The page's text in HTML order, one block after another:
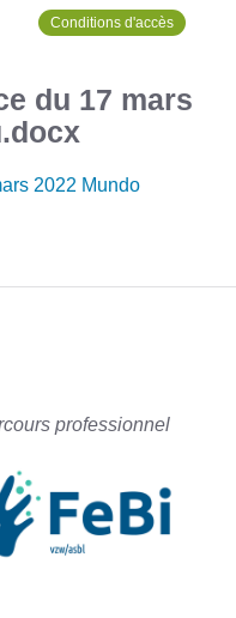
Conditions d'accès
du 17 mars
2022 Mundo
professionnel